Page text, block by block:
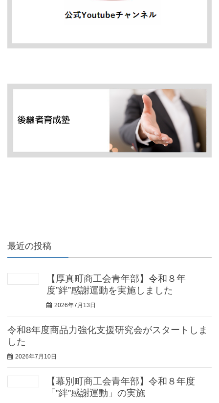
最近の投稿
【厚真町商工会青年部】令和８年
度”絆”感謝運動を実施しました
2026年7月13日
令和8年度商品力強化支援研究会がスタートしま
した
2026年7月10日
【幕別町商工会青年部】令和８年度
「”絆”感謝運動」の実施